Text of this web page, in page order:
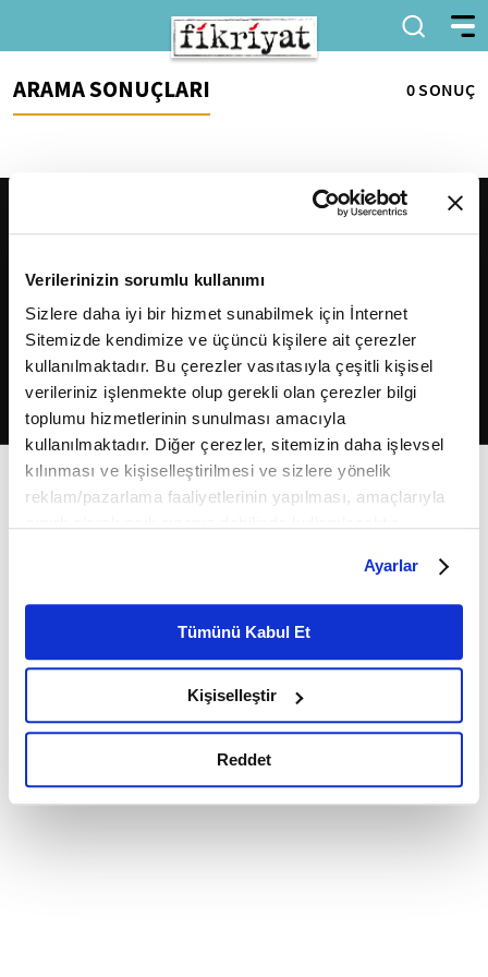
Verilerinizin sorumlu kullanımı
Sizlere daha iyi bir hizmet sunabilmek için İnternet
Sitemizde kendimize ve üçüncü kişilere ait çerezler
kullanılmaktadır. Bu çerezler vasıtasıyla çeşitli kişisel
verileriniz işlenmekte olup gerekli olan çerezler bilgi
toplumu hizmetlerinin sunulması amacıyla
kullanılmaktadır. Diğer çerezler, sitemizin daha işlevsel
kılınması ve kişiselleştirilmesi ve sizlere yönelik
reklam/pazarlama faaliyetlerinin yapılması, amaçlarıyla
belirleyebilirsiniz. Çerezlere ilişkin detaylı bilgi için
Ayarlar butonuna tıklayabilir,Çerez Bilgilendirme
Metnimizi ziyaret edebilirsiniz.
6698 sayılı Kişisel Verilerin Korunması Kanunu uyarınca
okumak ve sitemizi ziyaretiniz kapsamında
gerçekleştirilen veri işleme faaliyetleri ile ilgili daha
detaylı bilgi almak için lütfentıklayınız.
Ayarlar
Tümünü Kabul Et
Kişiselleştir
Reddet
ARAMA SONUÇLARI 0 SONUÇ
2026Fikriyat. Tüm hakları saklıdır.